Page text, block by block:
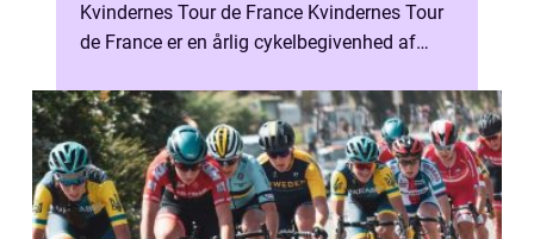
Kvindernes Tour de France Kvindernes Tour
de France er en årlig cykelbegivenhed af